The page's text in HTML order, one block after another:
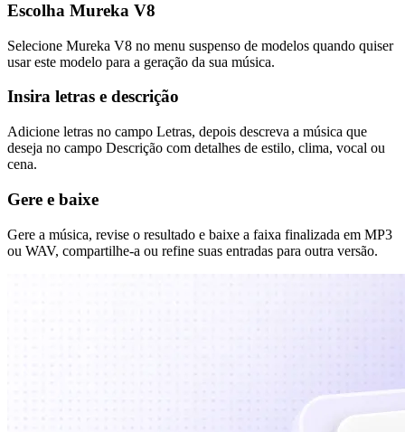
Escolha Mureka V8
Selecione Mureka V8 no menu suspenso de modelos quando quiser
usar este modelo para a geração da sua música.
Insira letras e descrição
Adicione letras no campo Letras, depois descreva a música que
deseja no campo Descrição com detalhes de estilo, clima, vocal ou
cena.
Gere e baixe
Gere a música, revise o resultado e baixe a faixa finalizada em MP3
ou WAV, compartilhe-a ou refine suas entradas para outra versão.